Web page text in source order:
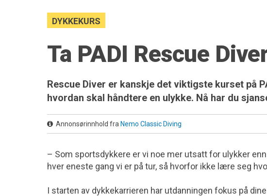
DYKKEKURS
Ta PADI Rescue
Rescue Diver er kanskje det viktigste kurset på
hvordan skal håndtere en ulykke. Nå har du
Annonsørinnhold fra Nemo Classic Diving
– Som sportsdykkere er vi noe mer utsatt for ulykker
hver eneste gang vi er på tur, så hvorfor ikke lære seg
I starten av dykkekarrieren har utdanningen fokus på